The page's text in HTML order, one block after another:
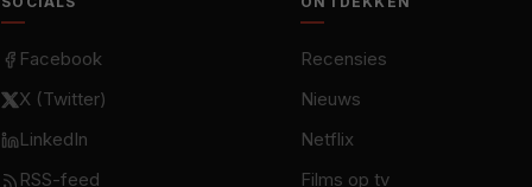
Facebook
X (Twitter)
LinkedIn
RSS-feed
Recensies
Nieuws
Netflix
Films op tv